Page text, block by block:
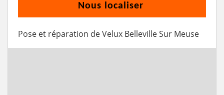
Nous localiser
Pose et réparation de Velux Belleville Sur Meuse